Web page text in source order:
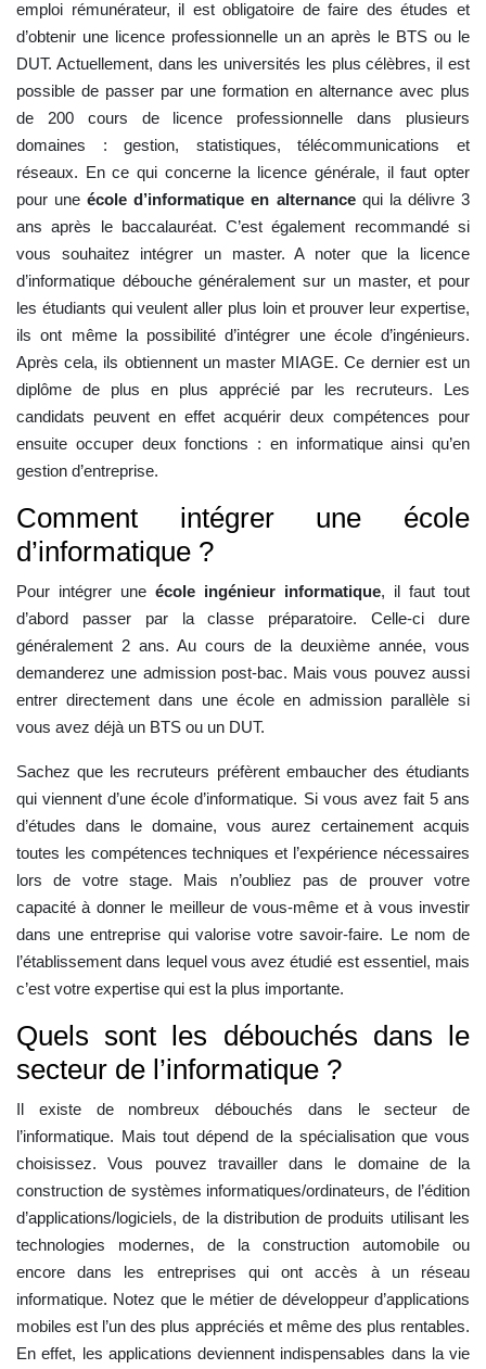
emploi rémunérateur, il est obligatoire de faire des études et
d’obtenir une licence professionnelle un an après le BTS ou le
DUT. Actuellement, dans les universités les plus célèbres, il est
possible de passer par une formation en alternance avec plus
de 200 cours de licence professionnelle dans plusieurs
domaines : gestion, statistiques, télécommunications et
réseaux. En ce qui concerne la licence générale, il faut opter
pour uneécole d’informatique en alternancequi la délivre 3
ans après le baccalauréat. C’est également recommandé si
vous souhaitez intégrer un master. A noter que la licence
d’informatique débouche généralement sur un master, et pour
les étudiants qui veulent aller plus loin et prouver leur expertise,
ils ont même la possibilité d’intégrer une école d’ingénieurs.
Après cela, ils obtiennent un master MIAGE. Ce dernier est un
diplôme de plus en plus apprécié par les recruteurs. Les
candidats peuvent en effet acquérir deux compétences pour
ensuite occuper deux fonctions : en informatique ainsi qu’en
gestion d’entreprise.
Comment intégrer une école
d’informatique ?
Pour intégrer une école ingénieur informatique, il faut tout
d’abord passer par la classe préparatoire. Celle-ci dure
généralement 2 ans. Au cours de la deuxième année, vous
demanderez une admission post-bac. Mais vous pouvez aussi
entrer directement dans une école en admission parallèle si
vous avez déjà un BTS ou un DUT.
Sachez que les recruteurs préfèrent embaucher des étudiants
qui viennent d’une école d’informatique. Si vous avez fait 5 ans
d’études dans le domaine, vous aurez certainement acquis
toutes les compétences techniques et l’expérience nécessaires
lors de votre stage. Mais n’oubliez pas de prouver votre
capacité à donner le meilleur de vous-même et à vous investir
dans une entreprise qui valorise votre savoir-faire. Le nom de
l’établissement dans lequel vous avez étudié est essentiel, mais
c’est votre expertise qui est la plus importante.
Quels sont les débouchés dans le
secteur de l’informatique ?
Il existe de nombreux débouchés dans le secteur de
l’informatique. Mais tout dépend de la spécialisation que vous
choisissez. Vous pouvez travailler dans le domaine de la
construction de systèmes informatiques/ordinateurs, de l’édition
d’applications/logiciels, de la distribution de produits utilisant les
technologies modernes, de la construction automobile ou
encore dans les entreprises qui ont accès à un réseau
informatique. Notez que le métier de développeur d’applications
mobiles est l’un des plus appréciés et même des plus rentables.
En effet, les applications deviennent indispensables dans la vie